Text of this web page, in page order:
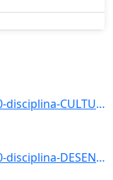
5: ano-2019-periodo-1-capacidade-60-disciplina-CULTURA-_IDENTIDADE_E_DIVERSIDADE-campus-CAMPUS_BACABAL-]
6: ano-2019-periodo-1-capacidade-60-disciplina-DESENVOLVIMENTO_RURAL_SUSTENTAVEL_E_AGRICULTURA_FAMILIAR]